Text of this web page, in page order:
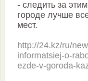
- следить за
городе лучше
мест.
http://24.kz/ru/
informatsiej-o-
ezde-v-goroda-